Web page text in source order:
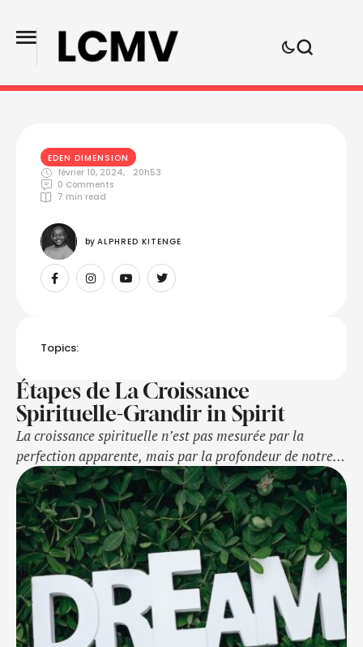
EDEN DIMENSION
février 10, 2024,
20h53
0 Comments
7 min read
by ALPHRED KITENGE
Topics:
Étapes de La Croissance
Spirituelle-Grandir in Spirit
La croissance spirituelle n’est pas mesurée par la
perfection apparente, mais par la profondeur de notre
relation avec Dieu et notre transformation intérieure.